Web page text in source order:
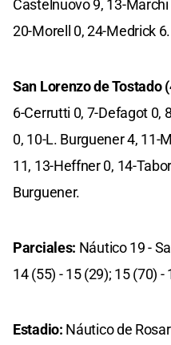
Castelnuovo 9, 13-
20-Morell 0, 24-Medrick
San Lorenzo de Tostado
6-Cerrutti 0, 7-Defagot 0,
0, 10-L. Burguener 4, 11-
11, 13-Heffner 0, 14-
Burguener.
Parciales: Náutico 19 -
14 (55) - 15 (29); 15 (70) -
Estadio: Náutico de